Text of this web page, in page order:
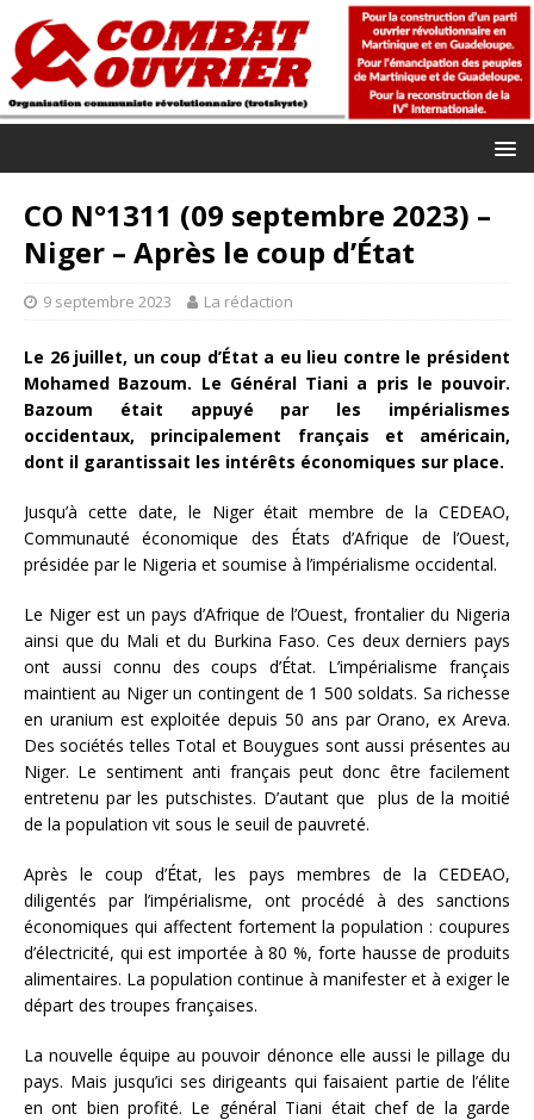
CO N°1311 (09 septembre 2023) –
Niger – Après le coup d’État
9 septembre 2023 La rédaction
Le 26 juillet, un coup d’État a eu lieu contre le président
Mohamed Bazoum. Le Général Tiani a pris le pouvoir.
Bazoum était appuyé par les impérialismes
occidentaux, principalement français et américain,
dont il garantissait les intérêts économiques sur place.
Jusqu’à cette date, le Niger était membre de la CEDEAO,
Communauté économique des États d’Afrique de l’Ouest,
présidée par le Nigeria et soumise à l’impérialisme occidental.
Le Niger est un pays d’Afrique de l’Ouest, frontalier du Nigeria
ainsi que du Mali et du Burkina Faso. Ces deux derniers pays
ont aussi connu des coups d’État. L’impérialisme français
maintient au Niger un contingent de 1 500 soldats. Sa richesse
en uranium est exploitée depuis 50 ans par Orano, ex Areva.
Des sociétés telles Total et Bouygues sont aussi présentes au
Niger. Le sentiment anti français peut donc être facilement
entretenu par les putschistes. D’autant que plus de la moitié
de la population vit sous le seuil de pauvreté.
Après le coup d’État, les pays membres de la CEDEAO,
diligentés par l’impérialisme, ont procédé à des sanctions
économiques qui affectent fortement la population : coupures
d’électricité, qui est importée à 80 %, forte hausse de produits
alimentaires. La population continue à manifester et à exiger le
départ des troupes françaises.
La nouvelle équipe au pouvoir dénonce elle aussi le pillage du
pays. Mais jusqu’ici ses dirigeants qui faisaient partie de l’élite
en ont bien profité. Le général Tiani était chef de la garde